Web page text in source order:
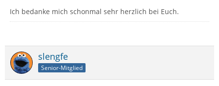
Ich bedanke mich schonmal sehr herzlich bei Euch.
slengfe
Senior-Mitglied